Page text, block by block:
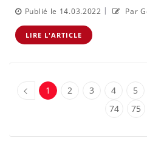
Publié le 14.03.2022 | Par
LIRE L'ARTICLE
1 2 3 4 5
74
75